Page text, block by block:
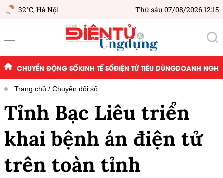
32°C,Hà Nội Thứ sáu 07/08/2026 12:15
CHUYỂN ĐỘNG SỐKINH TẾ SỐĐIỆN TỬ TIÊU DÙNGDOANH
Trang chủ Chuyển đổi số
Tỉnh Bạc Liêu triển
khai bệnh án điện tử
trên toàn tỉnh